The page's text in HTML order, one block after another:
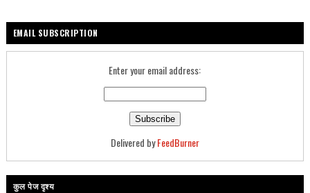
EMAIL SUBSCRIPTION
Enter your email address:
Delivered byFeedBurner
कुल पेज दृश्य